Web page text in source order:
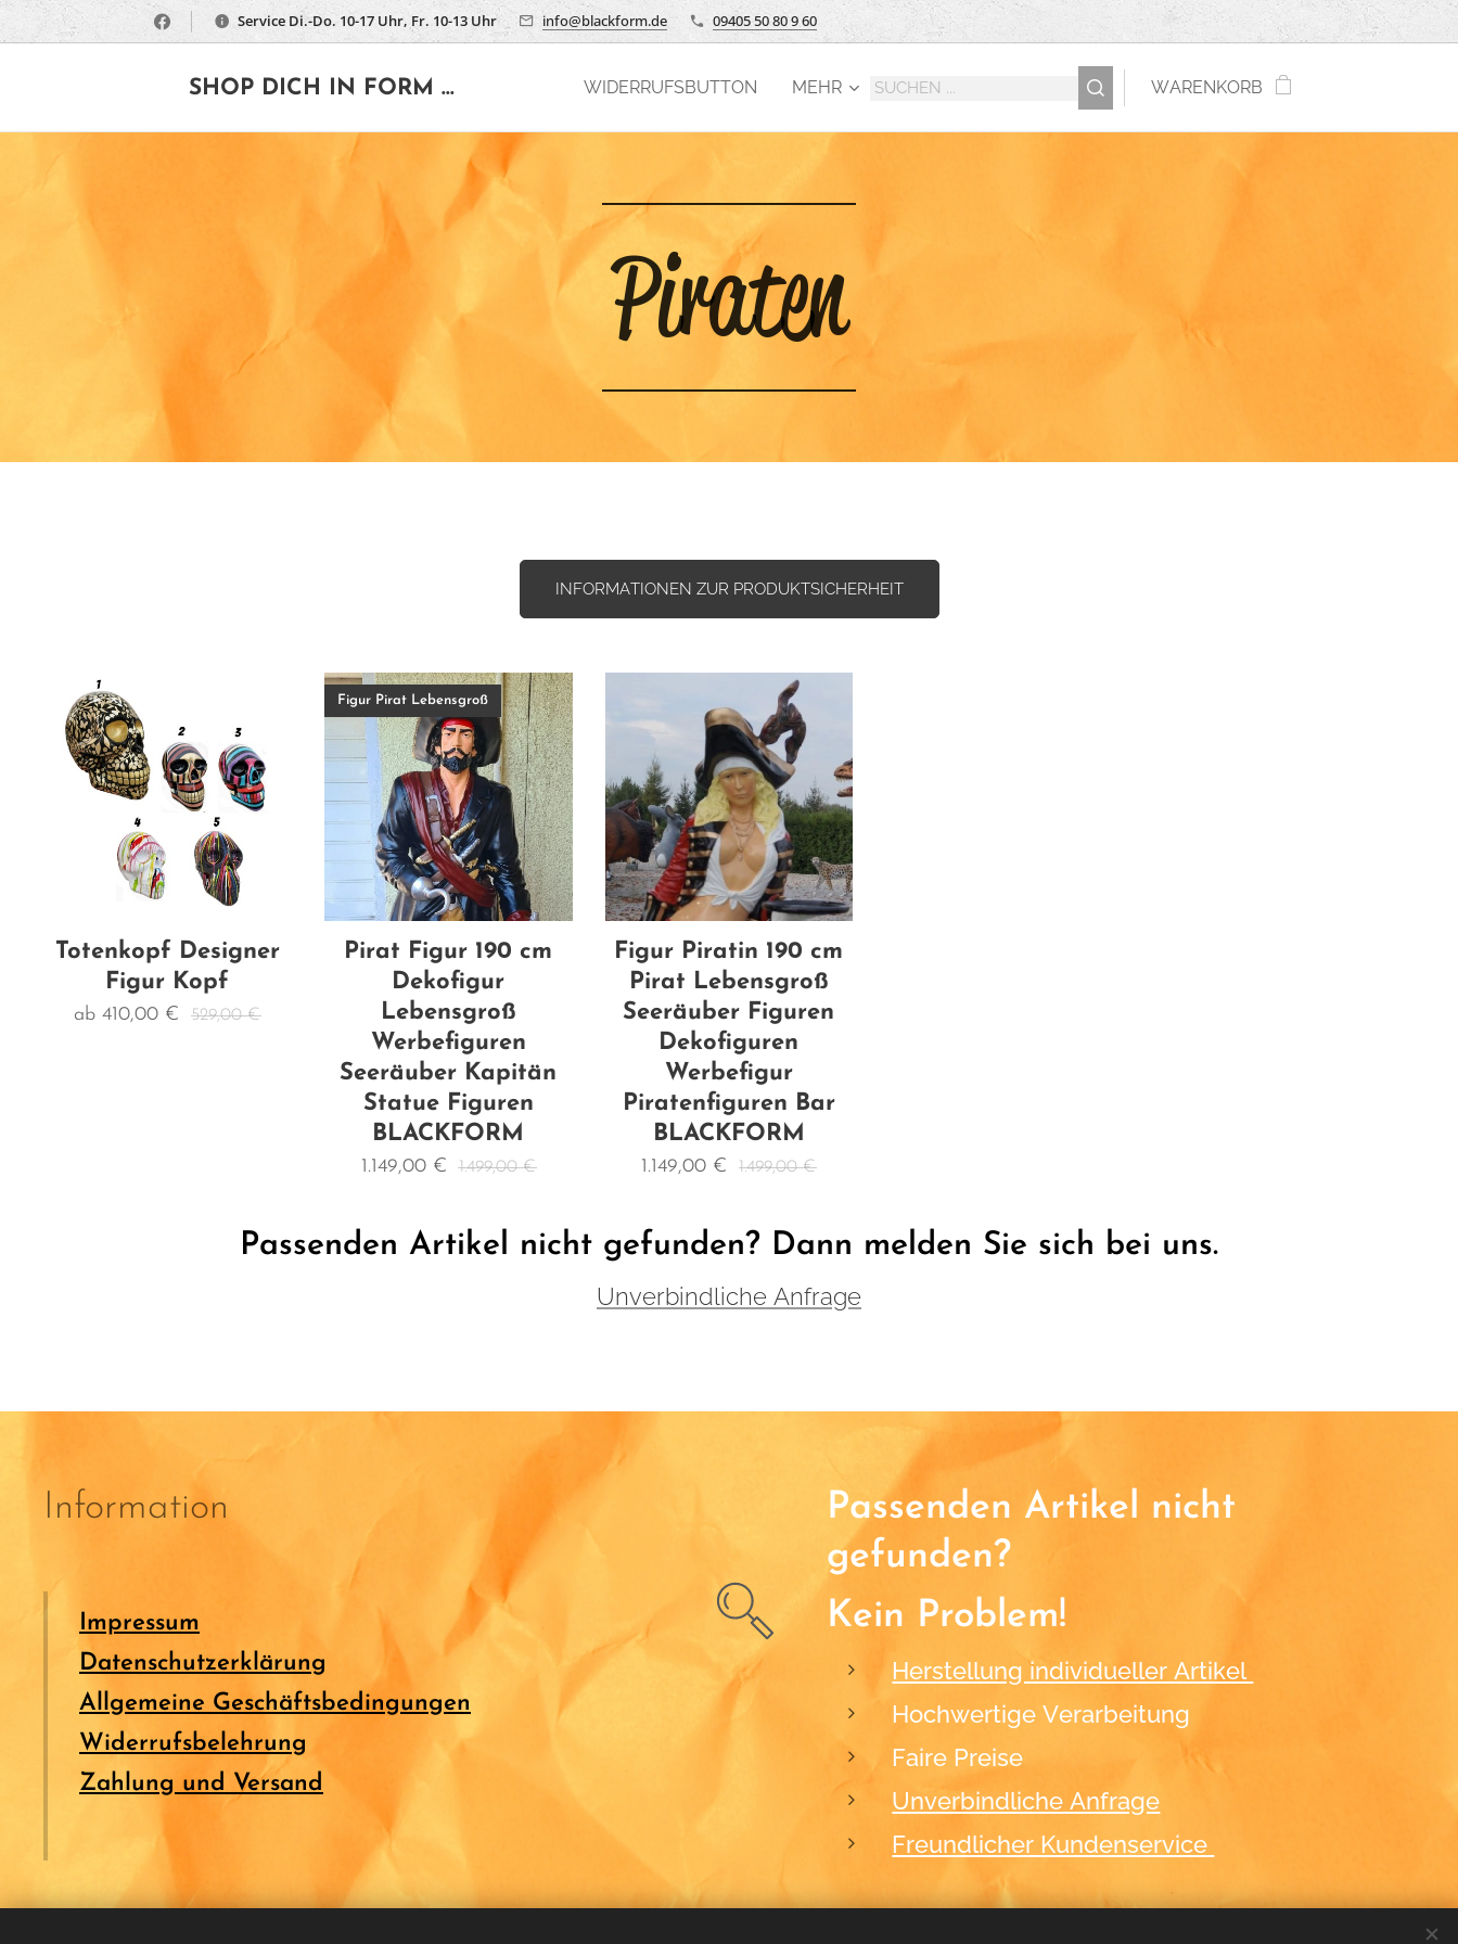
Service Di.-Do. 10-17 Uhr, Fr. 10-13 Uhr info@blackform.de 09405 50 80 9 60
SHOP DICH IN FORM ... WIDERRUFSBUTTON MEHR WARENKORB
Piraten
INFORMATIONEN ZUR PRODUKTSICHERHEIT
Totenkopf Designer
Figur Kopf
ab410,00 € 529,00€
Pirat Figur 190 cm
Dekofigur
Lebensgroß
Werbefiguren
Seeräuber Kapitän
Statue Figuren
BLACKFORM
Figur Pirat Lebensgroß
1.149,00€ 1.499,00€
Figur Piratin 190 cm
Pirat Lebensgroß
Seeräuber Figuren
Dekofiguren
Werbefigur
Piratenfiguren Bar
BLACKFORM
1.149,00 € 1.499,00€
Passenden Artikel nicht gefunden? Dann melden Sie sich bei uns.
Unverbindliche Anfrage
Information
Impressum
Datenschutzerklärung
Allgemeine Geschäftsbedingungen
Widerrufsbelehrung
Zahlung und Versand
Passenden Artikel nicht
gefunden?
Kein Problem!
Herstellung individueller Artikel
Hochwertige Verarbeitung
Faire Preise
Unverbindliche Anfrage
Freundlicher Kundenservice